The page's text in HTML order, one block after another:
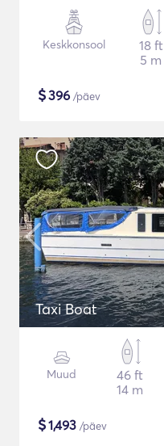
Keskkonsool
18 ft
5 m
$396 /päev
Taxi Boat
Muud
46 ft
14 m
$1,493 /päev